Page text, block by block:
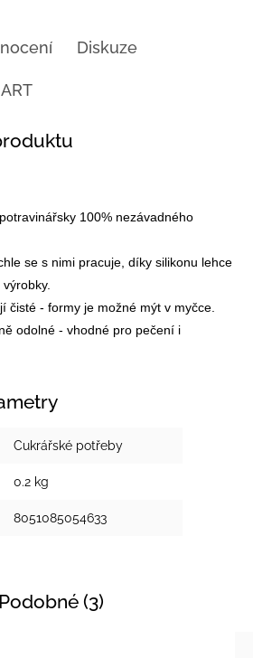
Diskuze
100% nezávadného
se s nimi pracuje, díky silikonu lehce
čisté - formy je možné mýt v myčce.
odolné - vhodné pro pečení i
Cukrářské potřeby
0.2 kg
8051085054633
Podobné (3)